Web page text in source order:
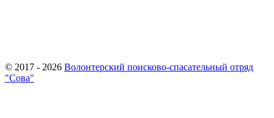
© 2017 - 2026 Волонтерский поисково-спасательный отряд
"Сова"